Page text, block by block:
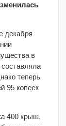
декабря
в
теперь
95 копеек
400 крыш,